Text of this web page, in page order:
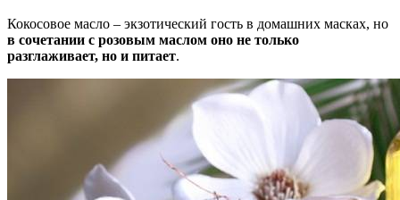
Кокосовое масло – экзотический гость в домашних масках, но
в сочетании с розовым маслом оно не только
разглаживает, но и питает.